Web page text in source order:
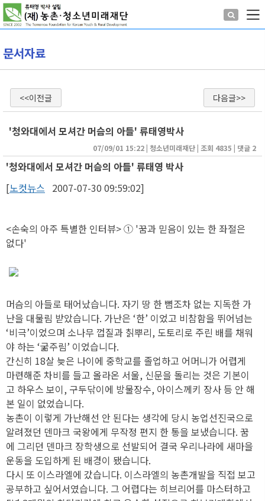
문서자료
<<이전글 다음글>>
'청와대에서 모셔간 머슴의 아들' 류태영박사
07/09/01 15:22 | 청소년미래재단 | 조회 4835 | 댓글 2
'청와대에서 모셔간 머슴의 아들' 류태영 박사
[노컷뉴스 2007-07-30 09:59:02]
<손숙의 아주 특별한 인터뷰> ① '꿈과 믿음이 있는 한 좌절은
없다'
머슴의 아들로 태어났습니다. 자기 땅 한 뼘조차 없는 지독한 가
난을 대물림 받았습니다. 가난은 ‘한’ 이었고 비참함을 뛰어넘는
‘비극’이었으며 소나무 껍질과 칡뿌리, 도토리로 주린 배를 채워
야 하는 ‘굶주림’ 이었습니다.
간신히 18살 늦은 나이에 중학교를 졸업하고 어머니가 어렵게
마련해준 차비를 들고 올라온 서울, 신문을 돌리는 것은 기본이
고 하우스 보이, 구두닦이에 방물장수, 아이스께키 장사 등 안 해
본 일이 없었습니다.
농촌이 이렇게 가난해선 안 된다는 생각에 당시 농업선진국으로
알려졌던 덴마크 국왕에게 무작정 편지 한 통을 보냈습니다. 꿈
에 그리던 덴마크 장학생으로 선발되어 결국 우리나라에 새마을
운동을 도입하게 된 배경이 됐습니다.
다시 또 이스라엘에 갔습니다. 이스라엘의 농촌개발을 직접 보고
공부하고 싶어서였습니다. 그 어렵다는 히브리어를 마스터하고